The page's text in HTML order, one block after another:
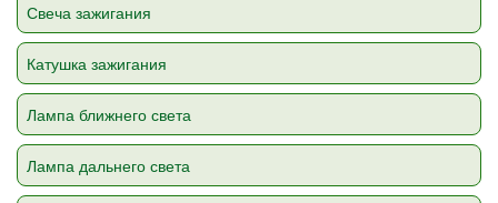
Свеча зажигания
Катушка зажигания
Лампа ближнего света
Лампа дальнего света